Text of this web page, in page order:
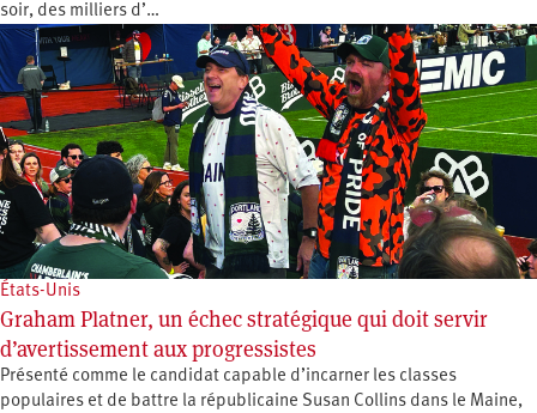
soir, des milliers d’…
États-Unis
Graham Platner, un échec stratégique qui doit servir
d’avertissement aux progressistes
Présenté comme le candidat capable d’incarner les classes
populaires et de battre la républicaine Susan Collins dans le Maine,